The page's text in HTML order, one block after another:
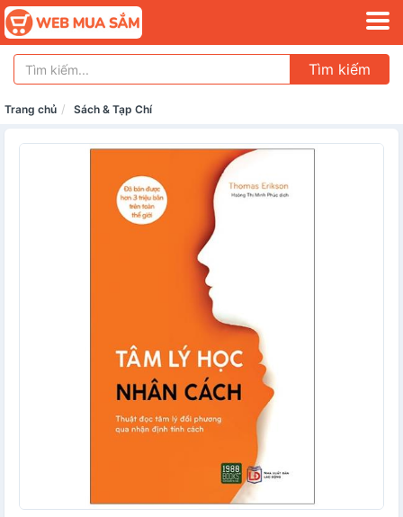
Tìm kiếm
Trang chủ Sách & Tạp Chí